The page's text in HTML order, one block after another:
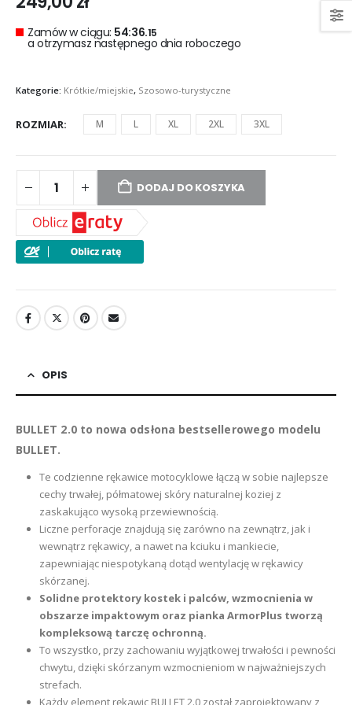
Zamów w ciągu: 54:36.14
a otrzymasz następnego dnia roboczego
Kategorie: Krótkie/miejskie, Szosowo-turystyczne
ROZMIAR M L XL 2XL 3XL
DODAJ DO KOSZYKA
OPIS
BULLET 2.0 to nowa odsłona bestsellerowego modelu
BULLET.
Te codzienne rękawice motocyklowe łączą w sobie najlepsze
cechy trwałej, półmatowej skóry naturalnej koziej z
zaskakująco wysoką przewiewnością.
Liczne perforacje znajdują się zarówno na zewnątrz, jak i
wewnątrz rękawicy, a nawet na kciuku i mankiecie,
zapewniając niespotykaną dotąd wentylację w rękawicy
skórzanej.
Solidne protektory kostek i palców, wzmocnienia w
obszarze impaktowym oraz pianka ArmorPlus tworzą
kompleksową tarczę ochronną.
To wszystko, przy zachowaniu wyjątkowej trwałości i pewności
chwytu, dzięki skórzanym wzmocnieniom w najważniejszych
strefach.